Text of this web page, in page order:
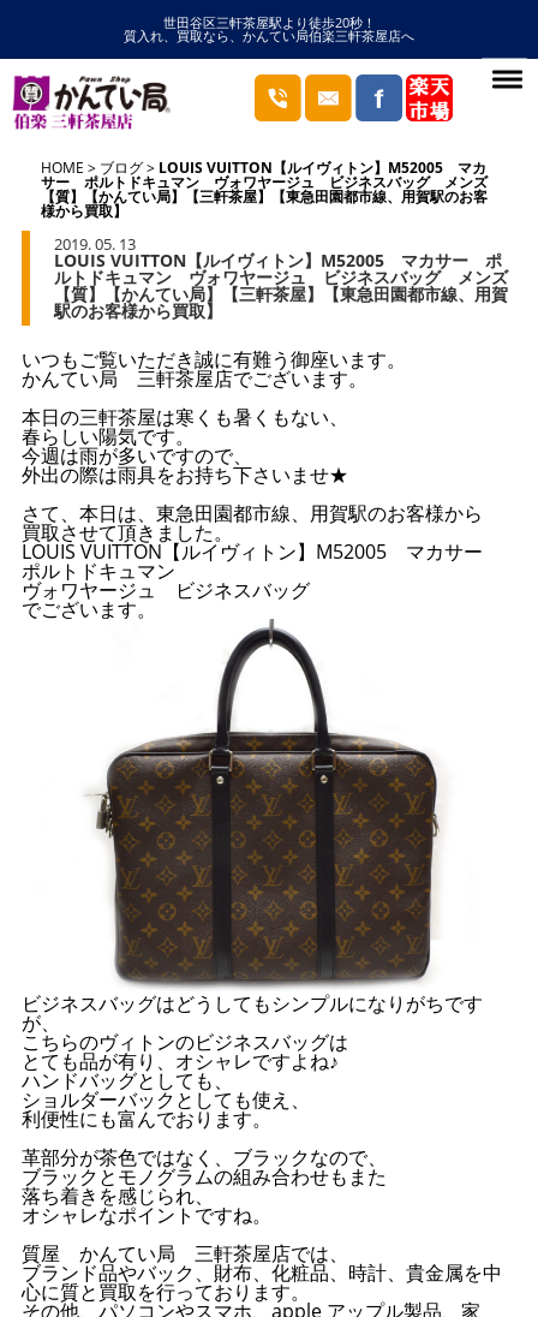
世田谷区三軒茶屋駅より徒歩20秒！
質入れ、買取なら、かんてい局伯楽三軒茶屋店へ
HOME ブログ LOUIS VUITTON【ルイヴィトン】M52005 マカ
サー ポルトドキュマン ヴォワヤージュ ビジネスバッグ メンズ
【質】【かんてい局】【三軒茶屋】【東急田園都市線、用賀駅のお客
様から買取】
2019. 05. 13
LOUIS VUITTON【ルイヴィトン】M52005 マカサー ポ
ルトドキュマン ヴォワヤージュ ビジネスバッグ メンズ
【質】【かんてい局】【三軒茶屋】【東急田園都市線、用賀
駅のお客様から買取】
いつもご覧いただき誠に有難う御座います。
かんてい局 三軒茶屋店でございます。
本日の三軒茶屋は寒くも暑くもない、
春らしい陽気です。
今週は雨が多いですので、
外出の際は雨具をお持ち下さいませ★
さて、本日は、東急田園都市線、用賀駅のお客様から
買取させて頂きました。
LOUIS VUITTON【ルイヴィトン】M52005 マカサー
ポルトドキュマン
ヴォワヤージュ ビジネスバッグ
でございます。
ビジネスバッグはどうしてもシンプルになりがちです
が、
こちらのヴィトンのビジネスバッグは
とても品が有り、オシャレですよね♪
ハンドバッグとしても、
ショルダーバックとしても使え、
利便性にも富んでおります。
革部分が茶色ではなく、ブラックなので、
ブラックとモノグラムの組み合わせもまた
落ち着きを感じられ、
オシャレなポイントですね。
質屋 かんてい局 三軒茶屋店では、
ブランド品やバック、財布、化粧品、時計、貴金属を中
心に質と買取を行っております。
その他、パソコンやスマホ、apple アップル製品、家